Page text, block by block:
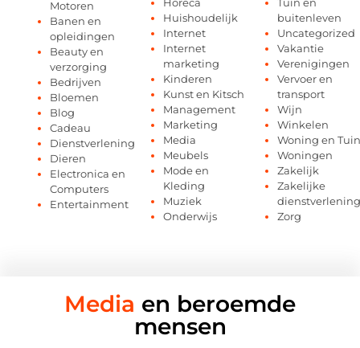
Motoren
Banen en
opleidingen
Beauty en
verzorging
Bedrijven
Bloemen
Blog
Cadeau
Dienstverlening
Dieren
Electronica en
Computers
Entertainment
Horeca
Huishoudelijk
Internet
Internet
marketing
Kinderen
Kunst en Kitsch
Management
Marketing
Media
Meubels
Mode en
Kleding
Muziek
Onderwijs
Tuin en
buitenleven
Uncategorized
Vakantie
Verenigingen
Vervoer en
transport
Wijn
Winkelen
Woning en Tuin
Woningen
Zakelijk
Zakelijke
dienstverlening
Zorg
Media en beroemde
mensen